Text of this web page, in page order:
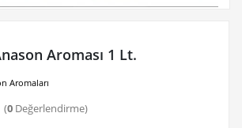
Aroması 1 Lt.
Aromaları
(0Değerlendirme)